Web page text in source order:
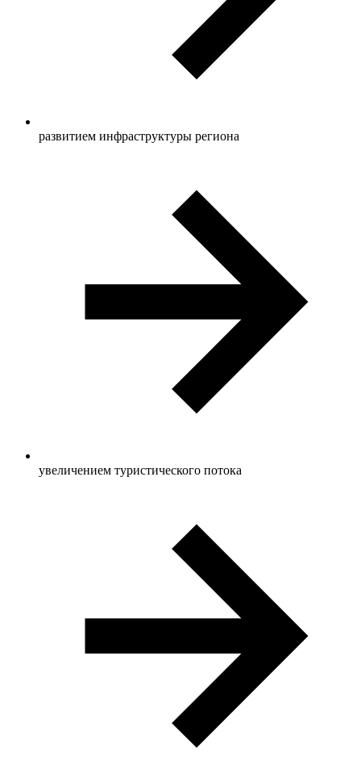
развитием инфраструктуры региона
увеличением туристического потока